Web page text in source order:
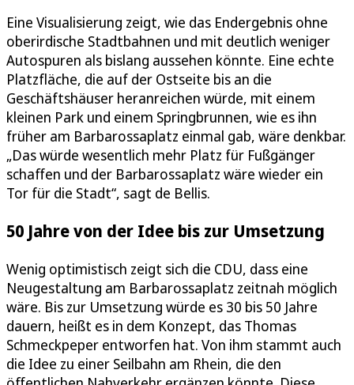
Eine Visualisierung zeigt, wie das Endergebnis ohne
oberirdische Stadtbahnen und mit deutlich weniger
Autospuren als bislang aussehen könnte. Eine echte
Platzfläche, die auf der Ostseite bis an die
Geschäftshäuser heranreichen würde, mit einem
kleinen Park und einem Springbrunnen, wie es ihn
früher am Barbarossaplatz einmal gab, wäre denkbar.
„Das würde wesentlich mehr Platz für Fußgänger
schaffen und der Barbarossaplatz wäre wieder ein
Tor für die Stadt“, sagt de Bellis.
50 Jahre von der Idee bis zur Umsetzung
Wenig optimistisch zeigt sich die CDU, dass eine
Neugestaltung am Barbarossaplatz zeitnah möglich
wäre. Bis zur Umsetzung würde es 30 bis 50 Jahre
dauern, heißt es in dem Konzept, das Thomas
Schmeckpeper entworfen hat. Von ihm stammt auch
die Idee zu einer Seilbahn am Rhein, die den